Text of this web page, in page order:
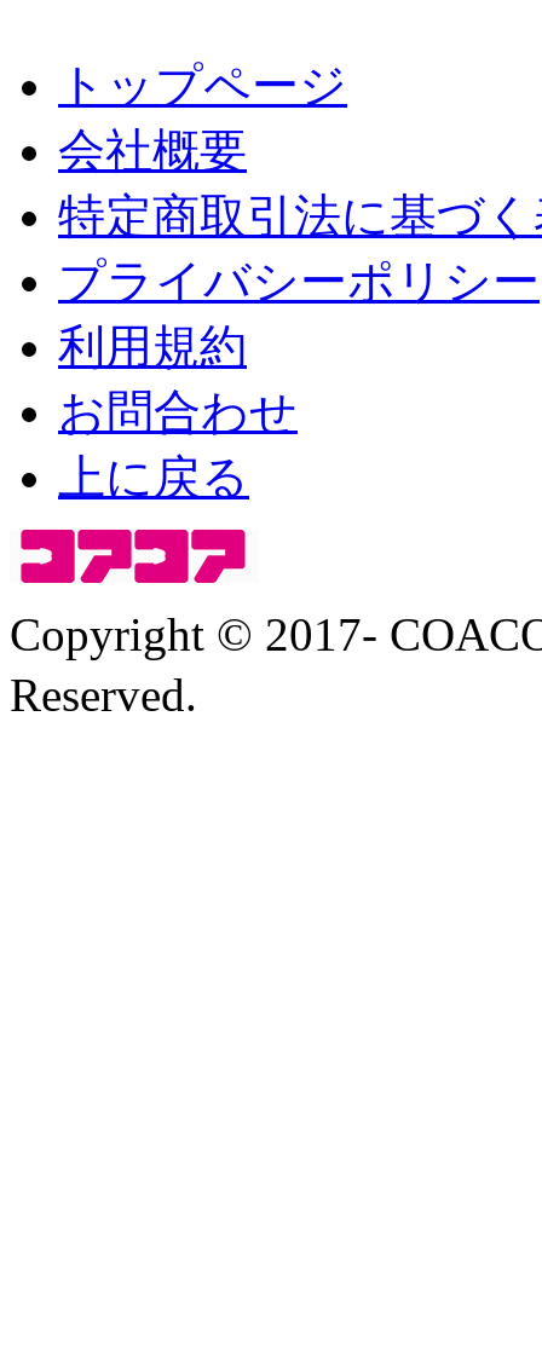
トップページ
会社概要
特定商取引法に基づ
プライバシーポリシー
利用規約
お問合わせ
上に戻る
Copyright © 2017-
Reserved.